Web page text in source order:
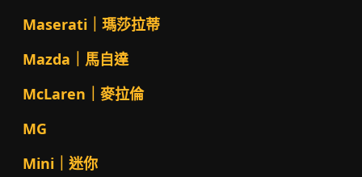
Maserati｜瑪莎拉蒂
Mazda｜馬自達
McLaren｜麥拉倫
MG
Mini｜迷你